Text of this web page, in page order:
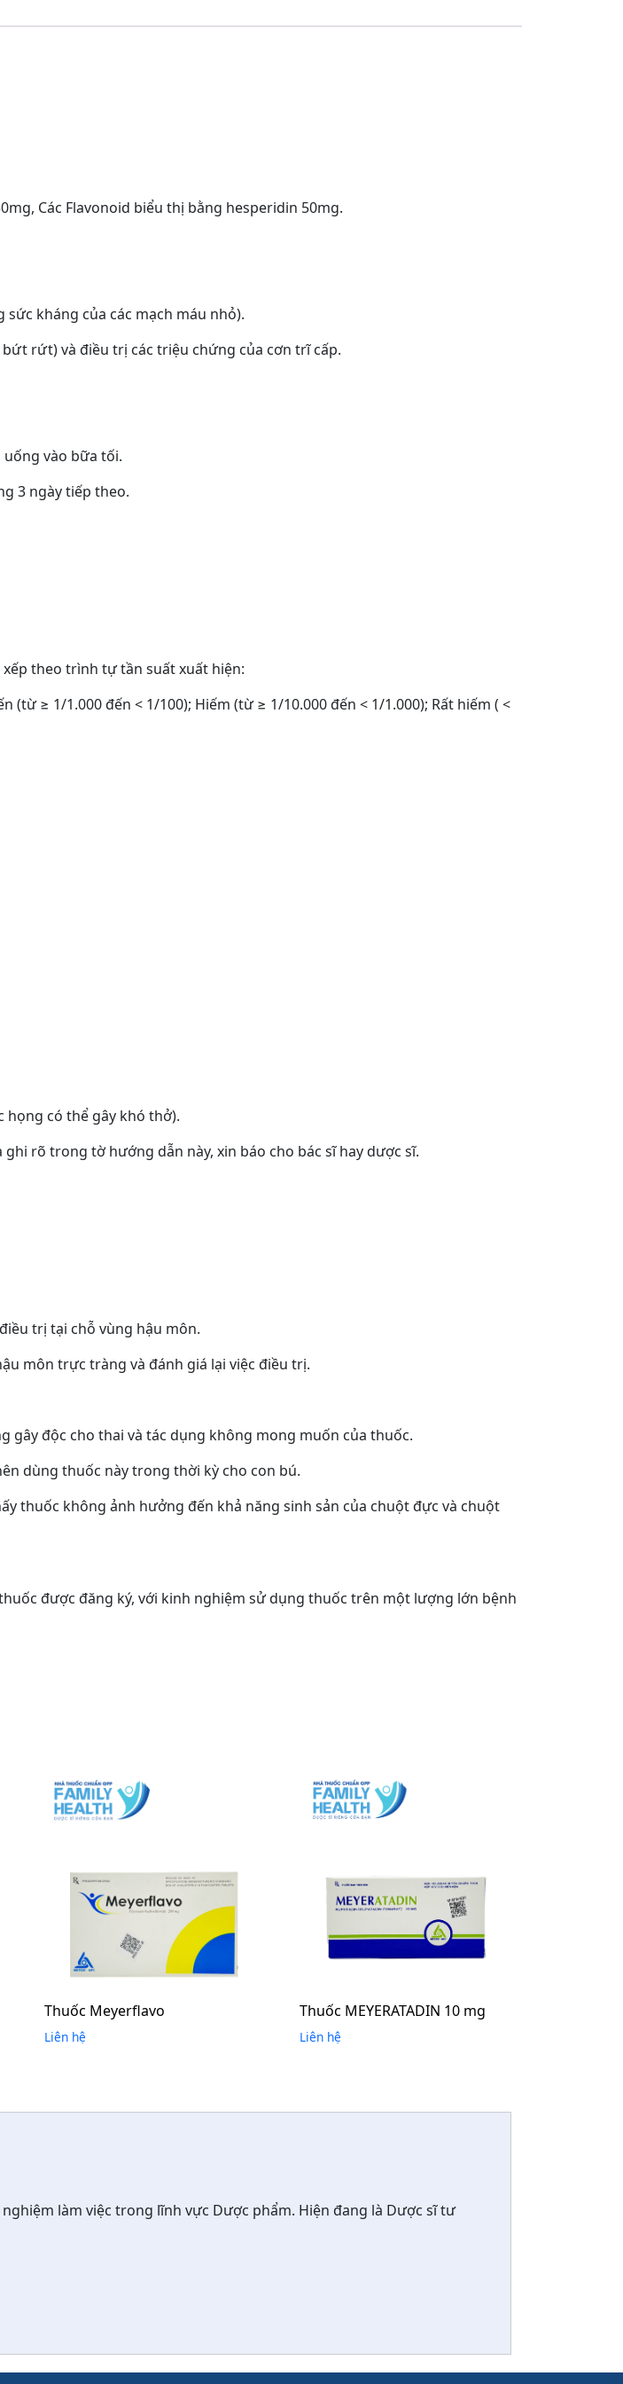
Các Flavonoid biểu thị bằng hesperidin 50mg.
kháng của các mạch máu nhỏ).
rứt) và điều trị các triệu chứng của cơn trĩ cấp.
vào bữa tối.
3 ngày tiếp theo.
theo trình tự tần suất xuất hiện:
≥ 1/1.000 đến < 1/100); Hiếm (từ ≥ 1/10.000 đến < 1/1.000); Rất hiếm ( <
họng có thể gây khó thở).
rõ trong tờ hướng dẫn này, xin báo cho bác sĩ hay dược sĩ.
trị tại chỗ vùng hậu môn.
môn trực tràng và đánh giá lại việc điều trị.
độc cho thai và tác dụng không mong muốn của thuốc.
dùng thuốc này trong thời kỳ cho con bú.
thuốc không ảnh hưởng đến khả năng sinh sản của chuột đực và chuột
được đăng ký, với kinh nghiệm sử dụng thuốc trên một lượng lớn bệnh
Thuốc Meyerflavo
Liên hệ
Thuốc MEYERATADIN 10 mg
Liên hệ
làm việc trong lĩnh vực Dược phẩm. Hiện đang là Dược sĩ tư